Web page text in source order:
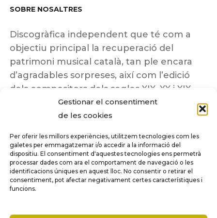
Gestionar el consentiment
de les cookies
Per oferir les millors experiències, utilitzem tecnologies com les
galetes per emmagatzemar i/o accedir a la informació del
dispositiu. El consentiment d'aquestes tecnologies ens permetrà
processar dades com ara el comportament de navegació o les
identificacions úniques en aquest lloc. No consentir o retirar el
consentiment, pot afectar negativament certes característiques i
funcions.
SOBRE NOSALTRES
Discogràfica independent que té com a
objectiu principal la recuperació del
patrimoni musical català, tan ple encara
d’agradables sorpreses, així com l’edició
dels compositors dels segles XIX, XX i XIX
insuficientment coneguts.
Tots els drets reservats a ©Columna
Música.